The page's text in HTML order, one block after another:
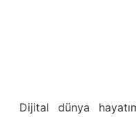
Dijital dünya